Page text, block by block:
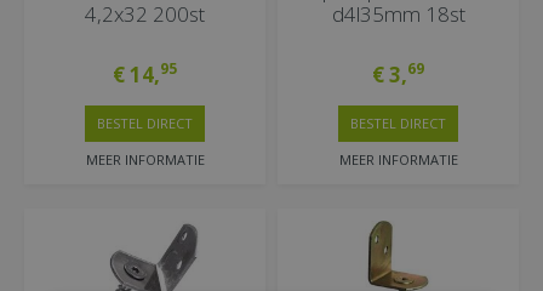
4,2x32 200st
€14,95
MEER INFORMATIE
BESTEL DIRECT
d4l35mm 18st
€3,69
MEER INFORMATIE
BESTEL DIRECT